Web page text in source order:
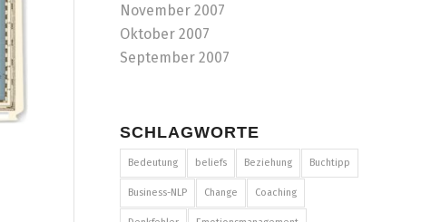
November 2007
Oktober 2007
September 2007
SCHLAGWORTE
Bedeutung beliefs Beziehung Buchtipp
Business-NLP Change Coaching